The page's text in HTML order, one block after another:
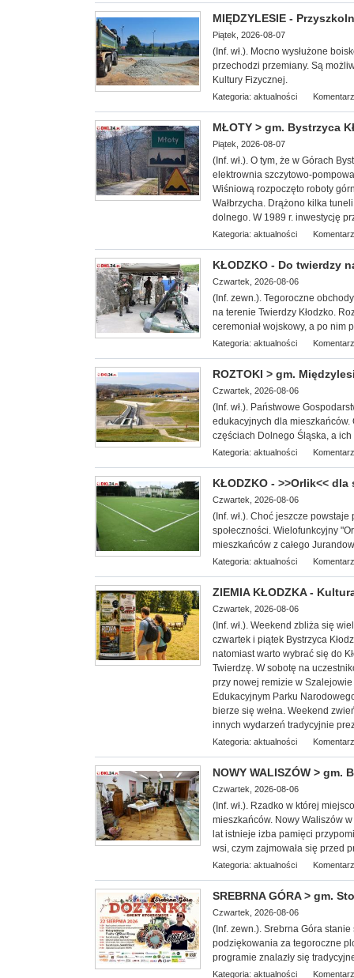
MIĘDZYLESIE -
Piątek, 2026-08-07
(Inf. wł.). Mocno wysłużone
przechodzi przemiany. Są
Kultury Fizycznej.
Kategoria: aktualności
MŁOTY > gm. Bystrzyca
Piątek, 2026-08-07
(Inf. wł.). O tym, że w Górach
elektrownia szczytowo-
Wiśniową rozpoczęto roboty
Wałbrzycha. Drążono kilka
dolnego. W 1989 r. inwestycję
Kategoria: aktualności
KŁODZKO - Do twierdzy
Czwartek, 2026-08-06
(Inf. zewn.). Tegoroczne
na terenie Twierdzy Kłodzko.
ceremoniał wojskowy, a po nim
Kategoria: aktualności
ROZTOKI > gm.
Czwartek, 2026-08-06
(Inf. wł.). Państwowe
edukacyjnych dla miesz
częściach Dolnego Śląska, a
Kategoria: aktualności
KŁODZKO - >>Orlik<<
Czwartek, 2026-08-06
(Inf. wł.). Choć jeszcze
społeczności. Wielofunkcyjny
mieszkańców z całego
Kategoria: aktualności
ZIEMIA KŁODZKA -
Czwartek, 2026-08-06
(Inf. wł.). Weekend zbliża się
czwartek i piątek Bystrzyca
natomiast warto wybrać się do
Twierdzę. W sobotę na
przy nowej remizie w
Edukacyjnym Parku
bierze się wełna. Weekend
innych wydarzeń tradycyjnie
Kategoria: aktualności
NOWY WALISZÓW > gm.
Czwartek, 2026-08-06
(Inf. wł.). Rzadko w której
mieszkańców. Nowy Waliszów
lat istnieje izba pamięci
wsi, czym zajmowała się przed
Kategoria: aktualności
SREBRNA GÓRA > gm.
Czwartek, 2026-08-06
(Inf. zewn.). Srebrna Góra
podziękowania za tegoroczne
programie znalazły się
Kategoria: aktualności